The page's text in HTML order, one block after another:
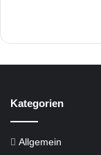
Kategorien
Allgemein